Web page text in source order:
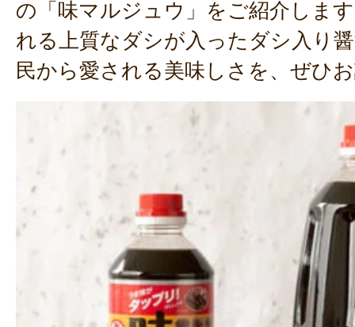
の「味マルジュウ」をご紹介しま
れる上質なダシが入ったダシ入り
民から愛される美味しさを、ぜひ